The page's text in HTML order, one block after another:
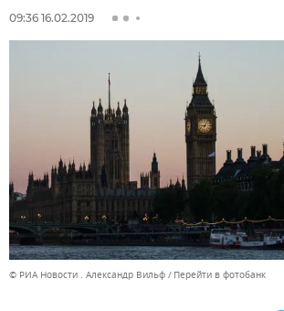
09:36 16.02.2019
© РИА Новости . Александр Вильф Перейти в фотобанк